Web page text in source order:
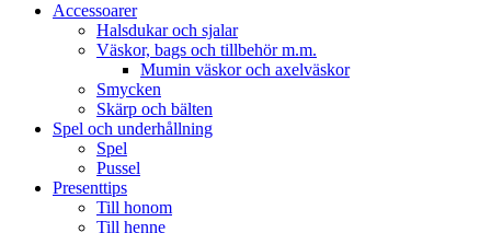
Accessoarer
Halsdukar och sjalar
Väskor, bags och tillbehör m.m.
Mumin väskor och axelväskor
Smycken
Skärp och bälten
Spel och underhållning
Spel
Pussel
Presenttips
Till honom
Till henne